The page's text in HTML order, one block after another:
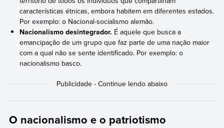
características étnicas, embora habitem em diferentes estados.
Por exemplo: o Nacional-socialismo alemão.
Nacionalismo desintegrador. É aquele que busca a
emancipação de um grupo que faz parte de uma nação maior
com a qual não se sente identificado. Por exemplo: o
nacionalismo basco.
O nacionalismo e o patriotismo